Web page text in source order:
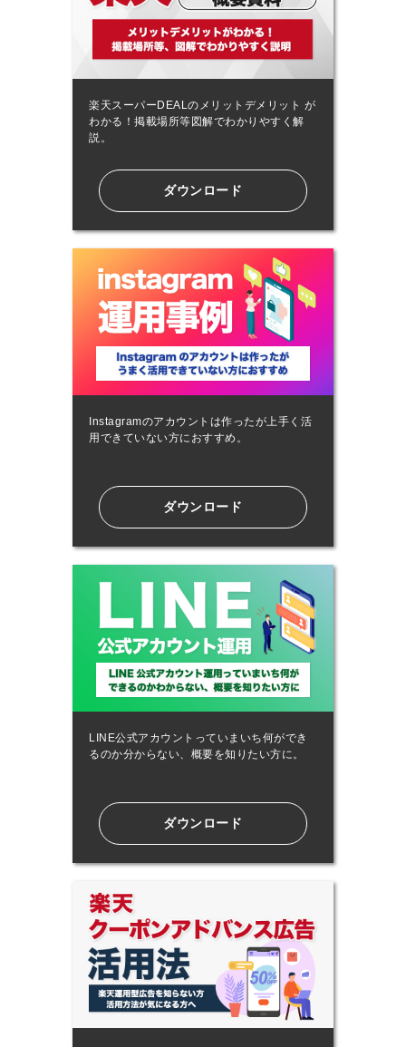
楽天スーパーDEALのメリットデメリット が
わかる！掲載場所等図解でわかりやすく解
説。
ダウンロード
Instagramのアカウントは作ったが上手く活
用できていない方におすすめ。
ダウンロード
LINE公式アカウントっていまいち何ができ
るのか分からない、概要を知りたい方に。
ダウンロード